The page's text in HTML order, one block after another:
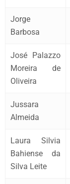
Jorge
Barbosa
José Palazzo
Moreira de
Oliveira
Jussara
Almeida
Laura Silvia
Bahiense da
Silva Leite